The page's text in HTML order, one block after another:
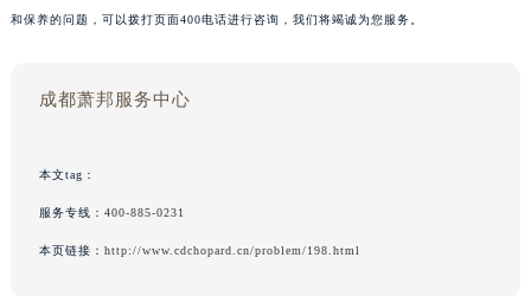
和保养的问题，可以拨打页面400电话进行咨询，我们将竭诚为您服务。
成都萧邦服务中心
本文tag：
服务专线： 400-885-0231
本页链接： http://www.cdchopard.cn/problem/198.html